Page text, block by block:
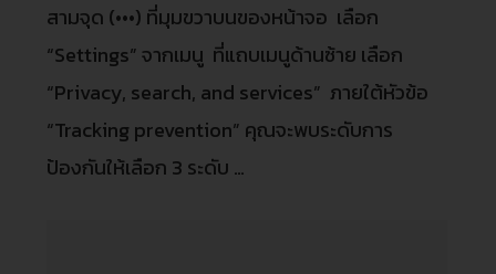
สามจุด (•••) ที่มุมขวาบนของหน้าจอ เลือก
“Settings” จากเมนู ที่แถบเมนูด้านซ้าย เลือก
“Privacy, search, and services” ภายใต้หัวข้อ
“Tracking prevention” คุณจะพบระดับการ
ป้องกันให้เลือก 3 ระดับ …